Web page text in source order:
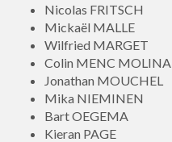
Nicolas FRITSCH
Mickaël MALLE
Wilfried MARGET
Colin MENC MOLINA
Jonathan MOUCHEL
Mika NIEMINEN
Bart OEGEMA
Kieran PAGE